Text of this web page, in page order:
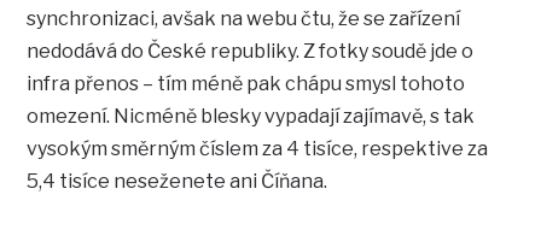
synchronizaci, avšak na webu čtu, že se zařízení
nedodává do České republiky. Z fotky soudě jde o
infra přenos – tím méně pak chápu smysl tohoto
omezení. Nicméně blesky vypadají zajímavě, s tak
vysokým směrným číslem za 4 tisíce, respektive za
5,4 tisíce neseženete ani Číňana.